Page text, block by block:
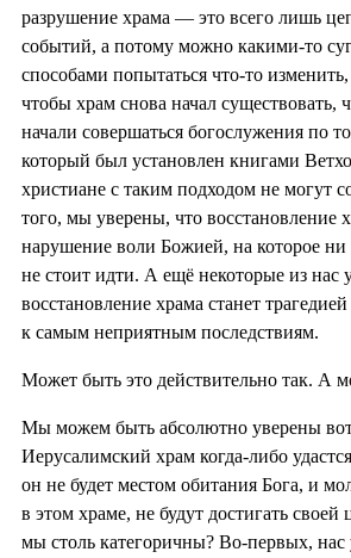
разрушение храма — это всего лишь
событий, а потому можно какими-то
способами попытаться что-то изменить,
чтобы храм снова начал существовать,
начали совершаться богослужения по
который был установлен книгами
христиане с таким подходом не могут
того, мы уверены, что восстановление
нарушение воли Божией, на которое ни
не стоит идти. А ещё некоторые из нас
восстановление храма станет
к самым неприятным последствиям.
Может быть это действительно так. А
Мы можем быть абсолютно уверены
Иерусалимский храм когда-либо
он не будет местом обитания Бога, и
в этом храме, не будут достигать
мы столь категоричны? Во-первых,